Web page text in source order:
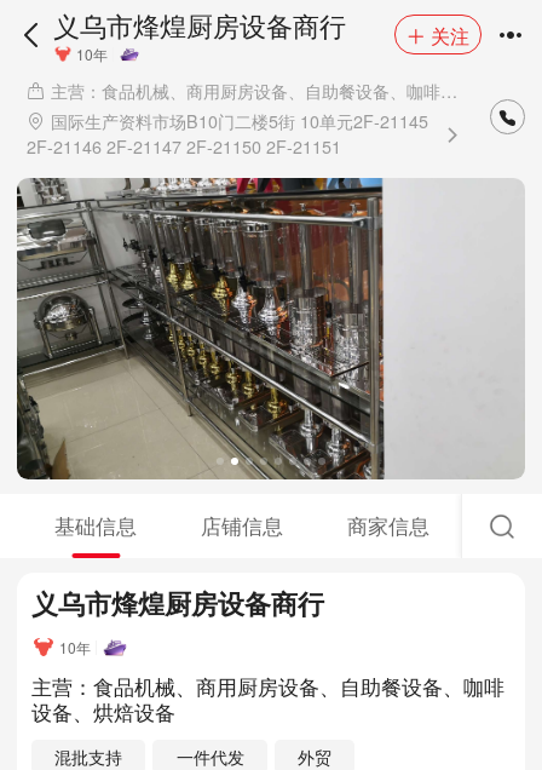
义乌市烽煌厨房设备商行
10年
关注
备、烘焙设备
2F-21146 2F-21147 2F-21150 2F-21151
基础信息 店铺信息 商家信息
义乌市烽煌厨房设备商行
10年
主营：食品机械、商用厨房设备、自助餐设备、咖啡
设备、烘焙设备
混批支持 一件代发 外贸